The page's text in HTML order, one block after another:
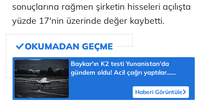
sonuçlarına rağmen şirketin hisseleri açılışta
yüzde 17'nin üzerinde değer kaybetti.
Baykar'ın K2 testi Yunanistan'da
gündem oldu! Acil çağrı yaptılar...
Haberi Görüntüle